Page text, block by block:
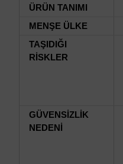
ÜRÜN TANIMI
MENŞE ÜLKE
TAŞIDIĞI
RİSKLER
GÜVENSİZLİK
NEDENİ